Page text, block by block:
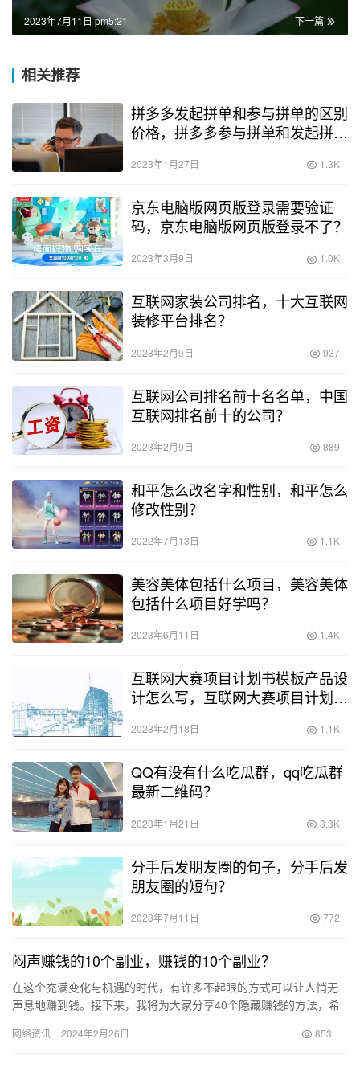
下一篇
2023年7月11日 pm5:21
相关推荐
拼多多发起拼单和参与拼单的区别
价格，拼多多参与拼单和发起拼单
2023年1月27日 1.3K
京东电脑版网页版登录需要验证
码，京东电脑版网页版登录不了？
2023年3月9日 1.0K
互联网家装公司排名，十大互联网
装修平台排名？
2023年2月9日 937
互联网公司排名前十名名单，中国
互联网排名前十的公司？
2023年2月9日 889
和平怎么改名字和性别，和平怎么
修改性别？
2022年7月13日 1.1K
美容美体包括什么项目，美容美体
包括什么项目好学吗？
2023年6月11日 1.4K
互联网大赛项目计划书模板产品设
计怎么写，互联网大赛项目计划书
2023年2月18日 1.1K
QQ有没有什么吃瓜群，qq吃瓜群
最新二维码？
2023年1月21日 3.3K
分手后发朋友圈的句子，分手后发
朋友圈的短句？
2023年7月11日 772
闷声赚钱的10个副业，赚钱的10个副业？
在这个充满变化与机遇的时代，有许多不起眼的方式可以让人悄无
声息地赚到钱。接下来，我将为大家分享40个隐藏赚钱的方法，希
网络资讯 2024年2月26日 853